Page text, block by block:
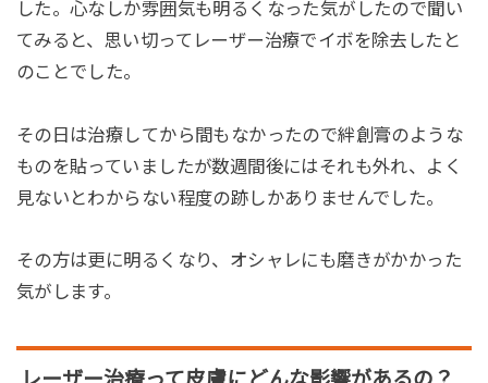
した。心なしか雰囲気も明るくなった気がしたので聞い
てみると、思い切ってレーザー治療でイボを除去したと
のことでした。
その日は治療してから間もなかったので絆創膏のような
ものを貼っていましたが数週間後にはそれも外れ、よく
見ないとわからない程度の跡しかありませんでした。
その方は更に明るくなり、オシャレにも磨きがかかった
気がします。